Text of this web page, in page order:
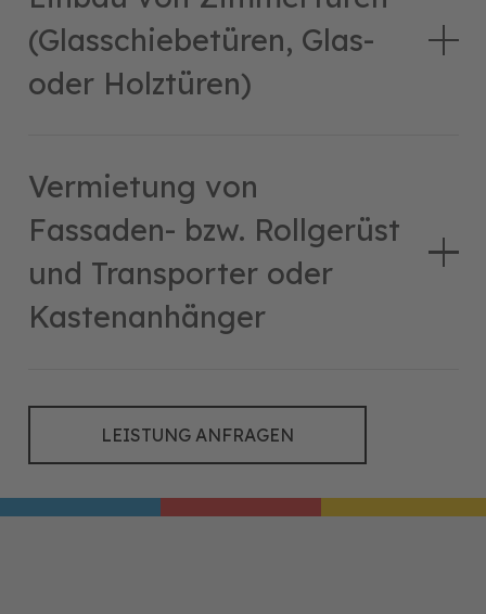
(Glasschiebetüren, Glas-
oder Holztüren)
Vermietung von
Fassaden- bzw. Rollgerüst
und Transporter oder
Kastenanhänger
LEISTUNG ANFRAGEN